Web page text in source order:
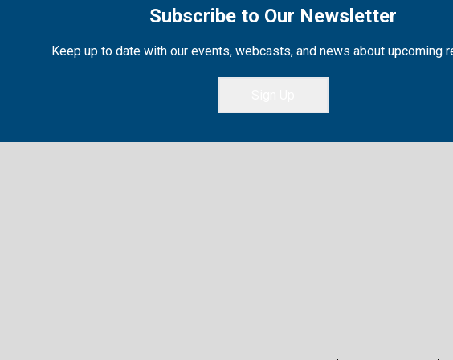
Subscribe to Our Newsletter
Keep up to date with our events, webcasts, and news about upcoming